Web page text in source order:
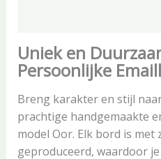
Uniek en
Persoonlijke
Breng karakter en stijl
prachtige handgemaakte
model Oor. Elk bord is met
geproduceerd, waardoor